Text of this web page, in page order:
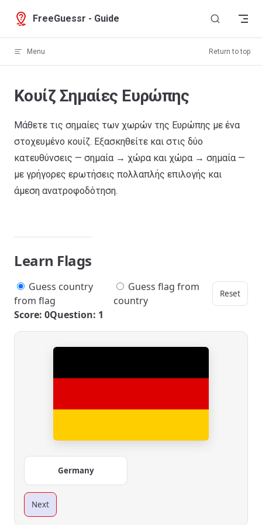
Skip to content
FreeGuessr - Guide
Menu Return to top
Κουίζ Σημαίες Ευρώπης
Μάθετε τις σημαίες των χωρών της Ευρώπης με ένα
στοχευμένο κουίζ. Εξασκηθείτε και στις δύο
κατευθύνσεις — σημαία → χώρα και χώρα → σημαία —
με γρήγορες ερωτήσεις πολλαπλής επιλογής και
άμεση ανατροφοδότηση.
Learn Flags
Guess country
from flag
Guess flag from
country
Reset
Score: 0Question: 1
Germany
Next